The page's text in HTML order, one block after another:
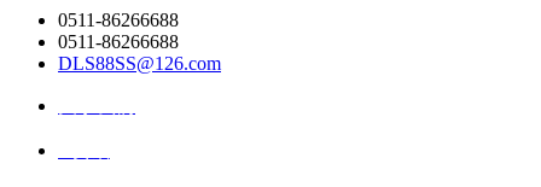
0511-86266688
0511-86266688
DLS88SS@126.com